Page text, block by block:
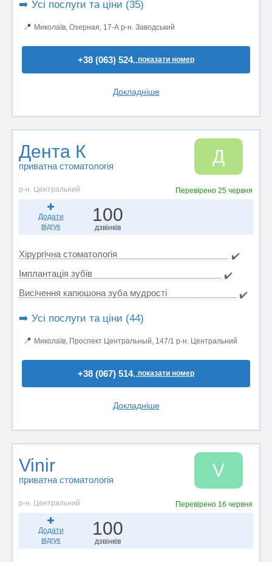
➡️ Усі послуги та ціни (35)
📍 Миколаїв, Озерная, 17-А р-н. Заводський
+38 (063) 524..показати номер
Докладніше
Дента К
приватна стоматологія Д
р-н. Центральний Перевірено25 червня
Додати
відгук
100
дзвінків
Хірургічна стоматологія
✔️
Імплантація зубів
✔️
Висічення капюшона зуба мудрості
✔️
➡️ Усі послуги та ціни (44)
📍 Миколаїв, Проспект Центральный, 147/1 р-н. Центральний
+38 (067) 514..показати номер
Докладніше
Vinir
приватна стоматологія V
р-н. Центральний Перевірено 16 червня
Додати
відгук
100
дзвінків